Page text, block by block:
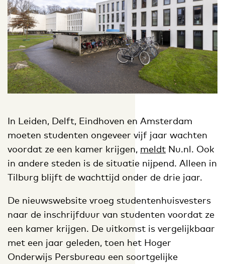
In Leiden, Delft, Eindhoven en Amsterdam
moeten studenten ongeveer vijf jaar wachten
voordat ze een kamer krijgen, meldt Nu.nl. Ook
in andere steden is de situatie nijpend. Alleen in
Tilburg blijft de wachttijd onder de drie jaar.
De nieuwswebsite vroeg studentenhuisvesters
naar de inschrijfduur van studenten voordat ze
een kamer krijgen. De uitkomst is vergelijkbaar
met een jaar geleden, toen het Hoger
Onderwijs Persbureau een soortgelijke